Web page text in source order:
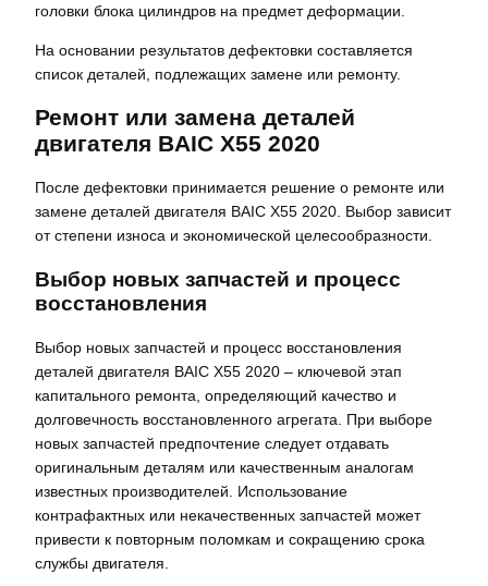
головки блока цилиндров на предмет деформации.
На основании результатов дефектовки составляется
список деталей, подлежащих замене или ремонту.
Ремонт или замена деталей
двигателя BAIC X55 2020
После дефектовки принимается решение о ремонте или
замене деталей двигателя BAIC X55 2020. Выбор зависит
от степени износа и экономической целесообразности.
Выбор новых запчастей и процесс
восстановления
Выбор новых запчастей и процесс восстановления
деталей двигателя BAIC X55 2020 – ключевой этап
капитального ремонта, определяющий качество и
долговечность восстановленного агрегата. При выборе
новых запчастей предпочтение следует отдавать
оригинальным деталям или качественным аналогам
известных производителей. Использование
контрафактных или некачественных запчастей может
привести к повторным поломкам и сокращению срока
службы двигателя.